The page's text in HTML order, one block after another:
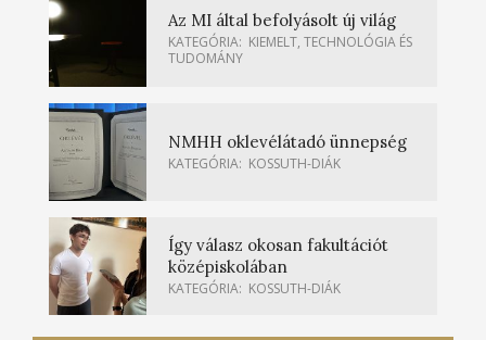
Az MI által befolyásolt új világ
KATEGÓRIA: KIEMELT, TECHNOLÓGIA ÉS
TUDOMÁNY
NMHH oklevélátadó ünnepség
KATEGÓRIA: KOSSUTH-DIÁK
Így válasz okosan fakultációt
középiskolában
KATEGÓRIA: KOSSUTH-DIÁK